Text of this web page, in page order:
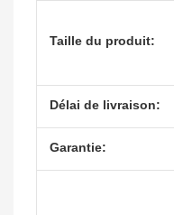
Taille du produit:
Délai de livraison:
Garantie: